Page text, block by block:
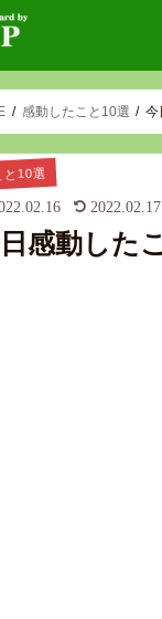
感動したこと10選 今
と10選
2022.02.17
感動した